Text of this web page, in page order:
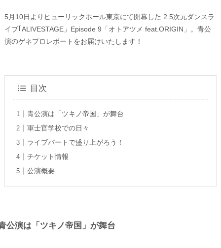
5月10日よりヒューリックホール東京にて開幕した 2.5次元ダンスラ
イブ｢ALIVESTAGE」Episode 9「オトアツメ feat.ORIGIN」。青公
演のゲネプロレポートをお届けいたします！
目次
青公演は「ツキノ帝国」が舞台
軍士官学校での日々
ライブパートで盛り上がろう！
チケット情報
公演概要
公演は「ツキノ帝国」が舞台